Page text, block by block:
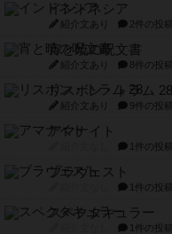
インドネシア
紹介文あり 2件の投稿
宵と暁の呪文書
紹介文あり 8件の投稿
リスボン・トラム 28
紹介文あり 9件の投稿
アマナイト
1件の投稿
ブラヴェスト
1件の投稿
スペクタキュラー
1件の投稿